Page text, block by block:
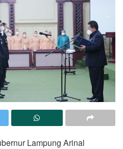
Lampung Arinal